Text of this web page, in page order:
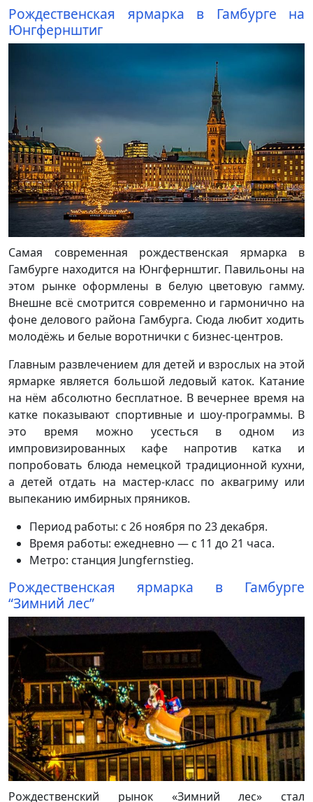
Рождественская ярмарка в Гамбурге на
Юнгфернштиг
Самая современная рождественская ярмарка в
Гамбурге находится на Юнгфернштиг. Павильоны на
этом рынке оформлены в белую цветовую гамму.
Внешне всё смотрится современно и гармонично на
фоне делового района Гамбурга. Сюда любит ходить
молодёжь и белые воротнички с бизнес-центров.
Главным развлечением для детей и взрослых на этой
ярмарке является большой ледовый каток. Катание
на нём абсолютно бесплатное. В вечернее время на
катке показывают спортивные и шоу-программы. В
это время можно усесться в одном из
импровизированных кафе напротив катка и
попробовать блюда немецкой традиционной кухни,
а детей отдать на мастер-класс по аквагриму или
выпеканию имбирных пряников.
Период работы: с 26 ноября по 23 декабря.
Время работы: ежедневно — с 11 до 21 часа.
Метро: станция Jungfernstieg.
Рождественская ярмарка в Гамбурге
“Зимний лес”
Рождественский рынок «Зимний лес» стал